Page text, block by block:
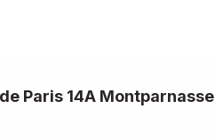
Paris 14A Montparnasse